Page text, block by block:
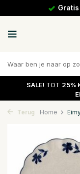
SALE! TOT 25%
Terug Home